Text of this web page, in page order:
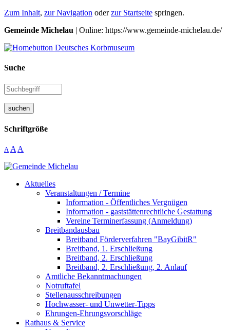
Zum Inhalt, zur Navigation oderzur Startseite springen.
Gemeinde Michelau | Online: https://www.gemeinde-michelau.de/
Suche
suchen
Schriftgröße
A A A
Aktuelles
Veranstaltungen / Termine
Information - Öffentliches Vergnügen
Information - gaststättenrechtliche Gestattung
Vereine Terminerfassung (Anmeldung)
Breitbandausbau
Breitband Förderverfahren "BayGibitR"
Breitband, 1. Erschließung
Breitband, 2. Erschließung
Breitband, 2. Erschließung, 2. Anlauf
Amtliche Bekanntmachungen
Notruftafel
Stellenausschreibungen
Hochwasser- und Unwetter-Tipps
Ehrungen-Ehrungsvorschläge
Rathaus & Service